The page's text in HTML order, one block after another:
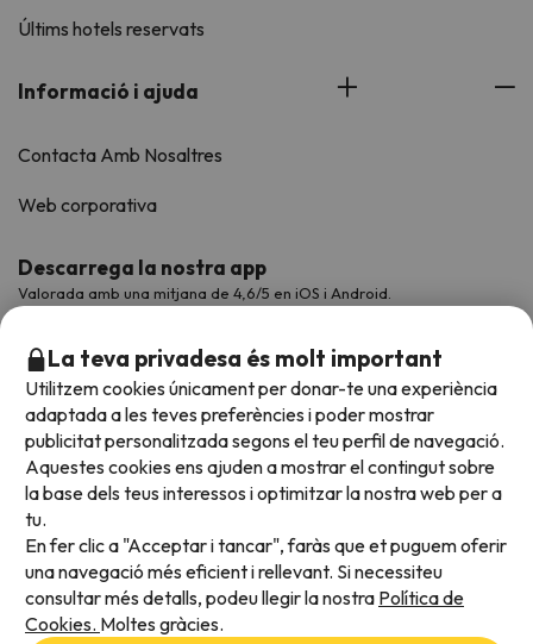
Últims hotels reservats
Informació i ajuda
Contacta Amb Nosaltres
Web corporativa
Descarrega la nostra app
Valorada amb una mitjana de 4,6/5 en iOS i Android.
Acceptem
La teva privadesa és molt important
Utilitzem cookies únicament per donar-te una experiència
adaptada a les teves preferències i poder mostrar
publicitat personalitzada segons el teu perfil de navegació.
Aquestes cookies ens ajuden a mostrar el contingut sobre
la base dels teus interessos i optimitzar la nostra web per a
tu.
En fer clic a "Acceptar i tancar", faràs que et puguem oferir
una navegació més eficient i rellevant. Si necessiteu
consultar més detalls, podeu llegir la nostra Política de
Cookies. Moltes gràcies.